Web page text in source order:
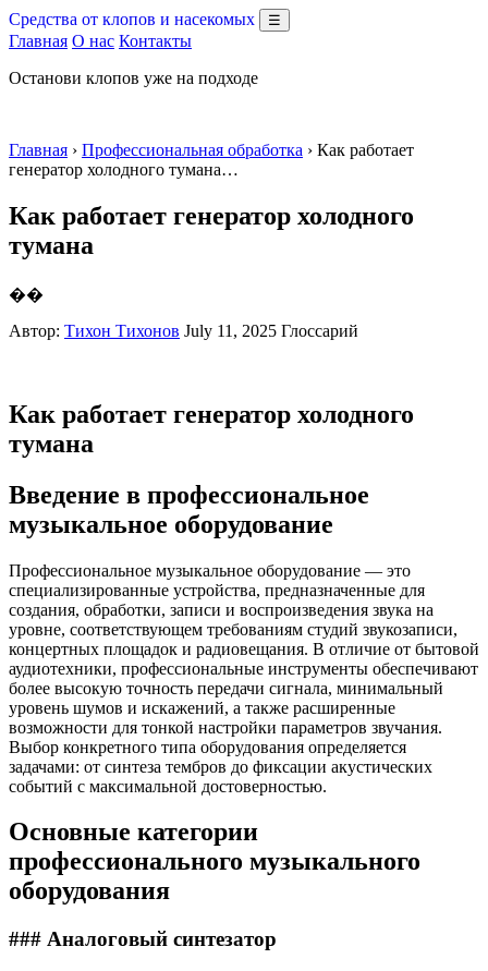
Средства от клопов и насекомых ☰
Главная О нас Контакты
Останови клопов уже на подходе
Главная › Профессиональная обработка › Как работает
генератор холодного тумана…
Как работает генератор холодного
тумана
��
Автор: Тихон Тихонов July 11, 2025 Глоссарий
Как работает генератор холодного
тумана
Введение в профессиональное
музыкальное оборудование
Профессиональное музыкальное оборудование — это
специализированные устройства, предназначенные для
создания, обработки, записи и воспроизведения звука на
уровне, соответствующем требованиям студий звукозаписи,
концертных площадок и радиовещания. В отличие от бытовой
аудиотехники, профессиональные инструменты обеспечивают
более высокую точность передачи сигнала, минимальный
уровень шумов и искажений, а также расширенные
возможности для тонкой настройки параметров звучания.
Выбор конкретного типа оборудования определяется
задачами: от синтеза тембров до фиксации акустических
событий с максимальной достоверностью.
Основные категории
профессионального музыкального
оборудования
### Аналоговый синтезатор